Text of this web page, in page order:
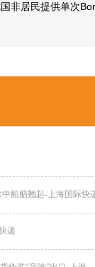
非居民提供单次
船艏翘起-上海国际快
递